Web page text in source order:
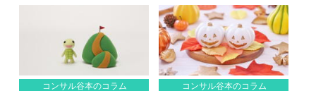
コンサル谷本のコラム コンサル谷本のコラム